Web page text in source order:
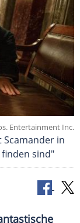
Entertainment Inc.
Scamander in
finden sind"